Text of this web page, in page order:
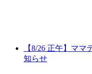
【8/26 正午】ママ
知らせ